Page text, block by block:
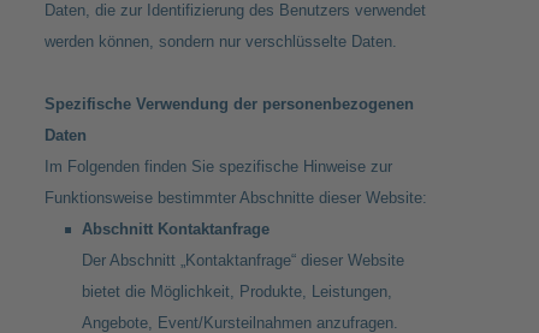
Daten, die zur Identifizierung des Benutzers verwendet
werden können, sondern nur verschlüsselte Daten.
Spezifische Verwendung der personenbezogenen
Daten
Im Folgenden finden Sie spezifische Hinweise zur
Funktionsweise bestimmter Abschnitte dieser Website:
Abschnitt Kontaktanfrage
Der Abschnitt „Kontaktanfrage“ dieser Website
bietet die Möglichkeit, Produkte, Leistungen,
Angebote, Event/Kursteilnahmen anzufragen.